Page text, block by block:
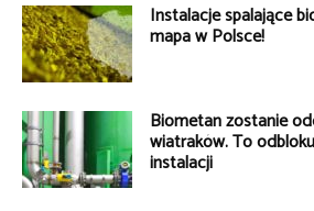
Instalacje spalające
mapa w Polsce!
Biometan zostanie
wiatraków. To
instalacji